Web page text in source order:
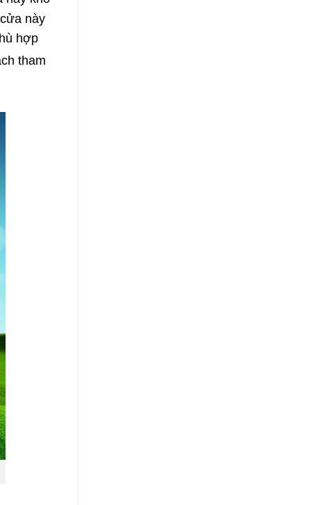
này
hợp
tham